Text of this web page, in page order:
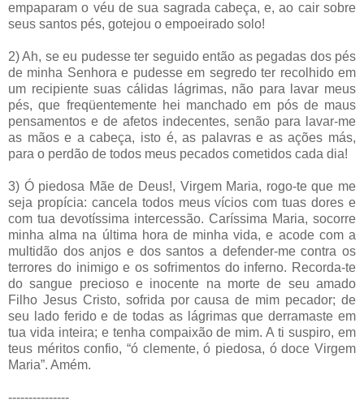
empaparam o véu de sua sagrada cabeça, e, ao cair sobre
seus santos pés, gotejou o empoeirado solo!
2) Ah, se eu pudesse ter seguido então as pegadas dos pés
de minha Senhora e pudesse em segredo ter recolhido em
um recipiente suas cálidas lágrimas, não para lavar meus
pés, que freqüentemente hei manchado em pós de maus
pensamentos e de afetos indecentes, senão para lavar-me
as mãos e a cabeça, isto é, as palavras e as ações más,
para o perdão de todos meus pecados cometidos cada dia!
3) Ó piedosa Mãe de Deus!, Virgem Maria, rogo-te que me
seja propícia: cancela todos meus vícios com tuas dores e
com tua devotíssima intercessão. Caríssima Maria, socorre
minha alma na última hora de minha vida, e acode com a
multidão dos anjos e dos santos a defender-me contra os
terrores do inimigo e os sofrimentos do inferno. Recorda-te
do sangue precioso e inocente na morte de seu amado
Filho Jesus Cristo, sofrida por causa de mim pecador; de
seu lado ferido e de todas as lágrimas que derramaste em
tua vida inteira; e tenha compaixão de mim. A ti suspiro, em
teus méritos confio, “ó clemente, ó piedosa, ó doce Virgem
Maria”. Amém.
---------------